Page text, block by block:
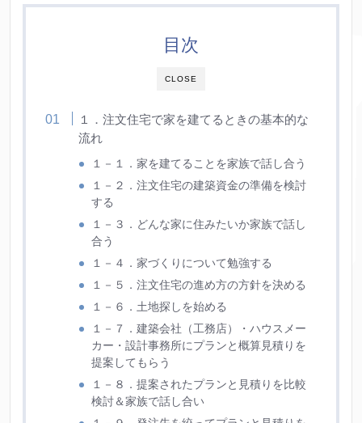
CLOSE
目次
１．注文住宅で家を建てるときの基本的な
流れ
１－１．家を建てることを家族で話し合う
１－２．注文住宅の建築資金の準備を検討
する
１－３．どんな家に住みたいか家族で話し
合う
１－４．家づくりについて勉強する
１－５．注文住宅の進め方の方針を決める
１－６．土地探しを始める
１－７．建築会社（工務店）・ハウスメー
カー・設計事務所にプランと概算見積りを
提案してもらう
１－８．提案されたプランと見積りを比較
検討＆家族で話し合い